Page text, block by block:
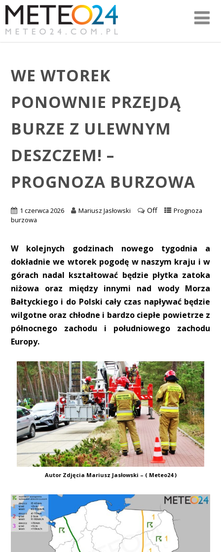
WE WTOREK
PONOWNIE PRZEJDĄ
BURZE Z ULEWNYM
DESZCZEM! –
PROGNOZA BURZOWA
1 czerwca 2026 Mariusz Jasłowski Off
Prognoza
burzowa
W kolejnych godzinach nowego tygodnia a
dokładnie we wtorek pogodę w naszym kraju i w
górach nadal kształtować będzie płytka zatoka
niżowa oraz między innymi nad wody Morza
Bałtyckiego i do Polski cały czas napływać będzie
wilgotne oraz chłodne i bardzo ciepłe powietrze z
północnego zachodu i południowego zachodu
Europy.
Autor Zdjęcia Mariusz Jasłowski – ( Meteo24 )